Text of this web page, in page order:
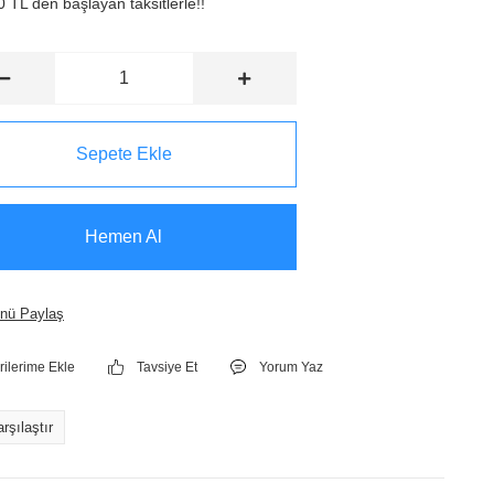
Sepete Ekle
Hemen Al
Paylaş
Tavsiye Et Yorum Yaz